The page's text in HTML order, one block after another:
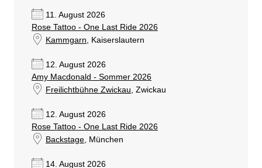
11. August 2026
Rose Tattoo - One Last Ride 2026
Kammgarn , Kaiserslautern
12. August 2026
Amy Macdonald - Sommer 2026
Freilichtbühne Zwickau , Zwickau
12. August 2026
Rose Tattoo - One Last Ride 2026
Backstage, München
14. August 2026